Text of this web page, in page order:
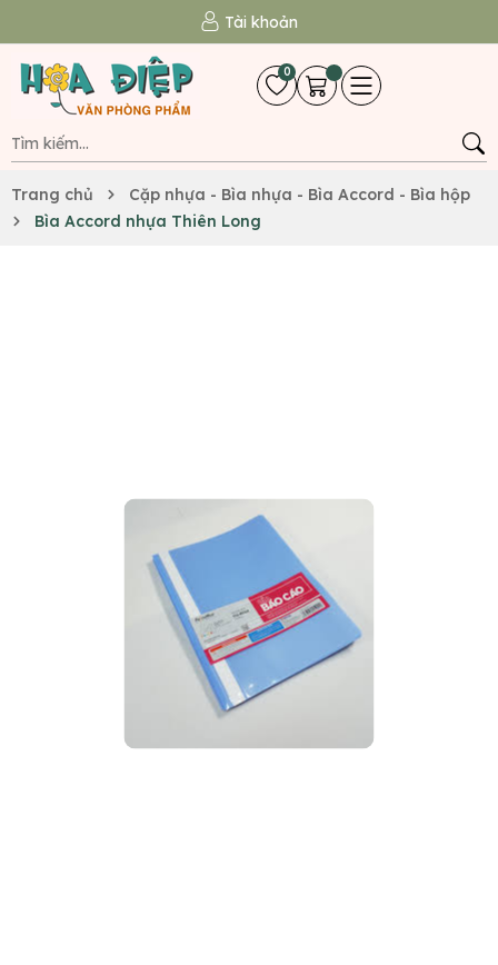
Tài khoản
0
Trang chủ
Cặp nhựa - Bìa nhựa - Bìa Accord - Bìa hộp
Bìa Accord nhựa Thiên Long